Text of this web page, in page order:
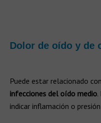
Dolor de oído y de
Puede estar relacionado con
infecciones del oído medio
indicar inflamación o